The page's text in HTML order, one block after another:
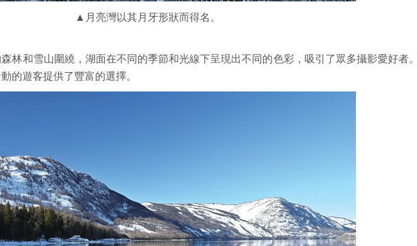
▲月亮灣以其月牙形狀而得名。
林和雪山圍繞，湖面在不同的季節和光線下呈現出不同的色彩，吸引了眾多攝影愛好者
的遊客提供了豐富的選擇。